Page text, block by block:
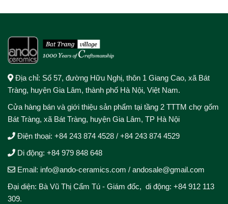
Địa chỉ: Số 57, đường Hữu Nghị, thôn 1 Giang Cao, xã Bát
Tràng, huyện Gia Lâm, thành phố Hà Nội, Việt Nam.
Cửa hàng bán và giới thiệu sản phẩm tại tầng 2 TTTM chợ gốm
Bát Tràng, xã Bát Tràng, huyện Gia Lâm, TP Hà Nội
Điện thoại: +84 243 874 4528 / +84 243 874 4529
Di động: +84 979 848 648
Email: info@ando-ceramics.com / andosale@gmail.com
Đại diện: Bà Vũ Thị Cẩm Tú - Giám đốc, di động: +84 912 113
309.